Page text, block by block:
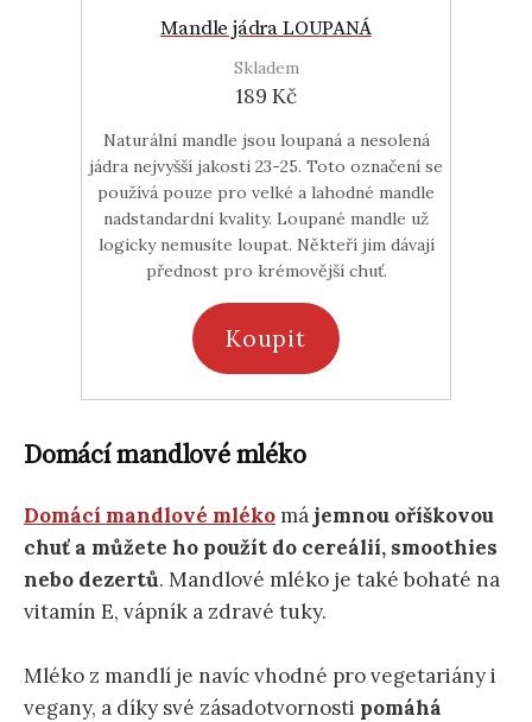
Mandle jádra LOUPANÁ
Skladem
189 Kč
Naturální mandle jsou loupaná a nesolená
jádra nejvyšší jakosti 23-25. Toto označení se
používá pouze pro velké a lahodné mandle
nadstandardní kvality. Loupané mandle už
logicky nemusíte loupat. Někteří jim dávají
přednost pro krémovější chuť.
Koupit
Domácí mandlové mléko
Domácí mandlové mléko májemnou oříškovou
chuť a můžete ho použít do cereálií, smoothies
nebo dezertů. Mandlové mléko je také bohaté na
vitamín E, vápník a zdravé tuky.
Mléko z mandlí je navíc vhodné pro vegetariány i
vegany, a díky své zásadotvornosti pomáhá